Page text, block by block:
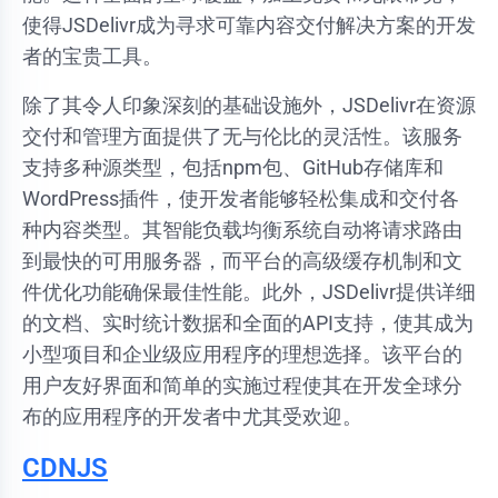
使得JSDelivr成为寻求可靠内容交付解决方案的开发
者的宝贵工具。
除了其令人印象深刻的基础设施外，JSDelivr在资源
交付和管理方面提供了无与伦比的灵活性。该服务
支持多种源类型，包括npm包、GitHub存储库和
WordPress插件，使开发者能够轻松集成和交付各
种内容类型。其智能负载均衡系统自动将请求路由
到最快的可用服务器，而平台的高级缓存机制和文
件优化功能确保最佳性能。此外，JSDelivr提供详细
的文档、实时统计数据和全面的API支持，使其成为
小型项目和企业级应用程序的理想选择。该平台的
用户友好界面和简单的实施过程使其在开发全球分
布的应用程序的开发者中尤其受欢迎。
CDNJS